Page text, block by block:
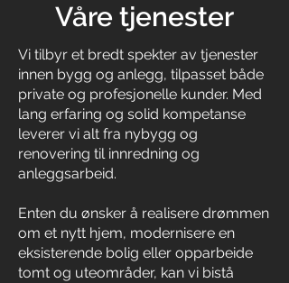
Våre tjenester
Vi tilbyr et bredt spekter av tjenester
innen bygg og anlegg, tilpasset både
private og profesjonelle kunder. Med
lang erfaring og solid kompetanse
leverer vi alt fra nybygg og
renovering til innredning og
anleggsarbeid.
Enten du ønsker å realisere drømmen
om et nytt hjem, modernisere en
eksisterende bolig eller opparbeide
tomt og uteområder, kan vi bistå